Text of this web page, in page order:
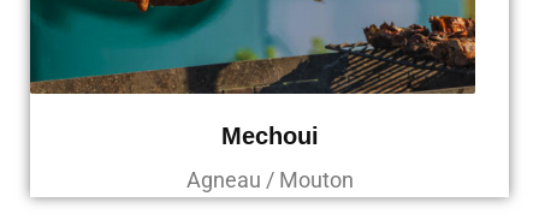
Mechoui
Agneau / Mouton